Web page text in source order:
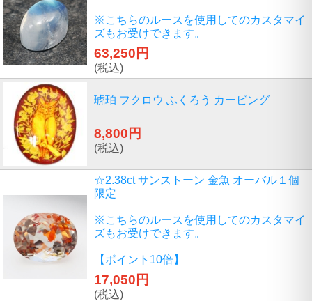
※こちらのルースを使用してのカスタマイ
ズもお受けできます。
63,250円
(税込)
琥珀 フクロウ ふくろう カービング
8,800円
(税込)
☆2.38ct サンストーン 金魚 オーバル１個
限定
※こちらのルースを使用してのカスタマイ
ズもお受けできます。
【ポイント10倍】
17,050円
(税込)